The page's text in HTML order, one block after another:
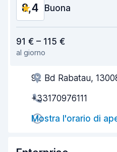
8,4 Buona
Facile da trovare
Gentilezza degli agenti
Rapidità del ritiro
Rapidità della riconsegna
91 € – 115 €
al giorno
92 Bd Rabatau,
+33170976111
Mostra l'orario di